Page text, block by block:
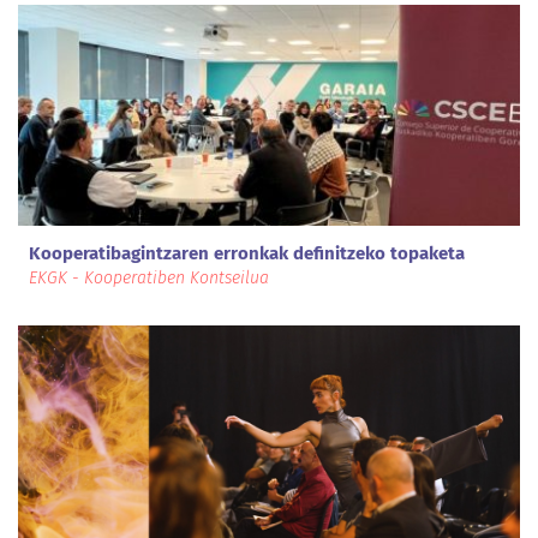
Kooperatibagintzaren erronkak definitzeko topaketa
EKGK - Kooperatiben Kontseilua